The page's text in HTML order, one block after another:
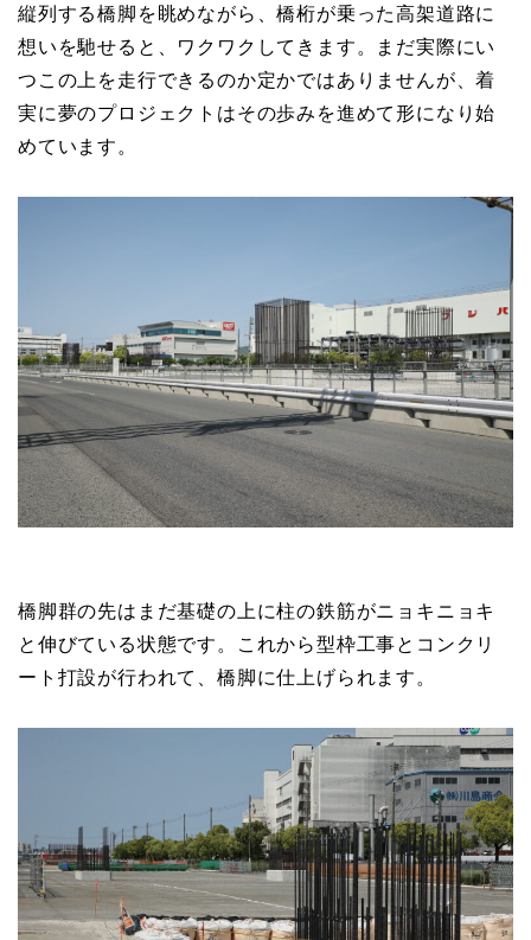
縦列する橋脚を眺めながら、橋桁が乗った高架道路に
想いを馳せると、ワクワクしてきます。まだ実際にい
つこの上を走行できるのか定かではありませんが、着
実に夢のプロジェクトはその歩みを進めて形になり始
めています。
橋脚群の先はまだ基礎の上に柱の鉄筋がニョキニョキ
と伸びている状態です。これから型枠工事とコンクリ
ート打設が行われて、橋脚に仕上げられます。